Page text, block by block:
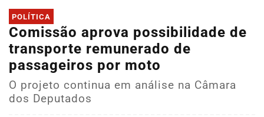
POLÍTICA
Comissão aprova possibilidade de
transporte remunerado de
passageiros por moto
O projeto continua em análise na Câmara
dos Deputados